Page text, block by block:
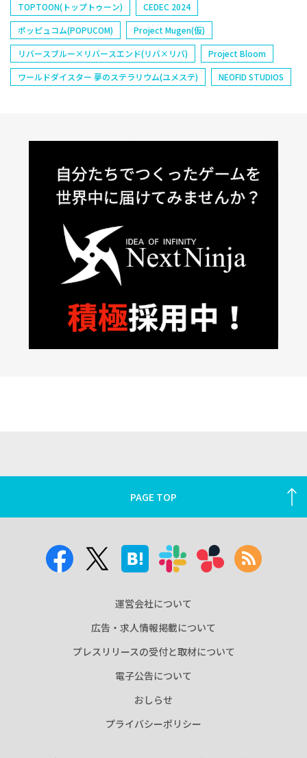
TOPTOON(トップトゥーン)
CEDEC 2024
ポッピュコム(POPUCOM)
Project Mugen(仮)
リバースブルー×リバースエンド(リバ×リバ)
Project Bloom
ワールドダイスター 夢のステラリウム(ユメステ)
NEOFID STUDIOS
PAGE TOP
運営会社について
広告・求人情報掲載について
プレスリリースの受付と取材について
電子公告について
おしらせ
プライバシーポリシー